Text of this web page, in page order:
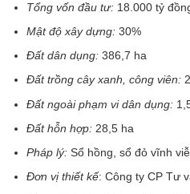
Tổng vốn đầu tư:18.000 tỷ
Mật độ xây dựng:30%
Đất dân dụng: 386,7 ha
Đất trồng cây xanh, công viên:
Đất ngoài phạm vi dân dụng:
Đất hỗn hợp: 28,5 ha
Pháp lý:Sổ hồng, sổ đỏ vĩnh
Đơn vị thiết kế: Công ty CP Tư